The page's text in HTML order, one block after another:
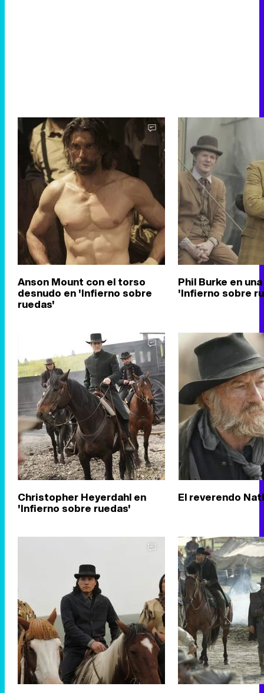
Anson Mount con el torso
desnudo en 'Infierno sobre
ruedas'
Phil Burke en
'Infierno sobre
Christopher Heyerdahl en
'Infierno sobre ruedas'
El reverendo